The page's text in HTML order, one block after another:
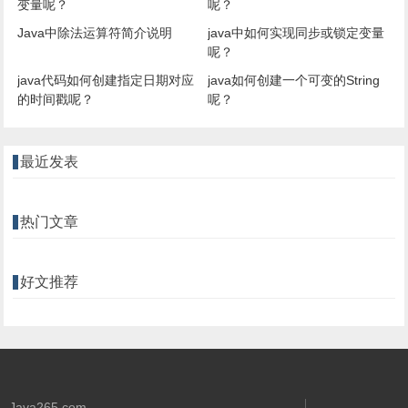
变量呢？
呢？
Java中除法运算符简介说明
java中如何实现同步或锁定变量
呢？
java代码如何创建指定日期对应
的时间戳呢？
java如何创建一个可变的String
呢？
最近发表
热门文章
好文推荐